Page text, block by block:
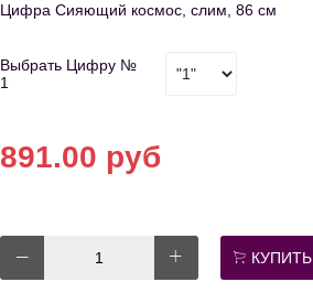
Цифра Сияющий космос, слим, 86 см
Выбрать Цифру №
1
891.00 руб
КУПИТЬ